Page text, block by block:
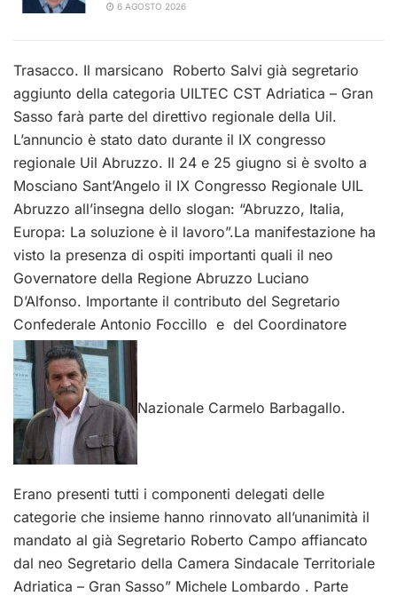
6 AGOSTO 2026
Trasacco. Il marsicano Roberto Salvi già segretario
aggiunto della categoria UILTEC CST Adriatica – Gran
Sasso farà parte del direttivo regionale della Uil.
L’annuncio è stato dato durante il IX congresso
regionale Uil Abruzzo. Il 24 e 25 giugno si è svolto a
Mosciano Sant’Angelo il IX Congresso Regionale UIL
Abruzzo all’insegna dello slogan: “Abruzzo, Italia,
Europa: La soluzione è il lavoro”.La manifestazione ha
visto la presenza di ospiti importanti quali il neo
Governatore della Regione Abruzzo Luciano
D’Alfonso. Importante il contributo del Segretario
Confederale Antonio Foccillo e del Coordinatore
Nazionale Carmelo Barbagallo.
Erano presenti tutti i componenti delegati delle
categorie che insieme hanno rinnovato all’unanimità il
mandato al già Segretario Roberto Campo affiancato
dal neo Segretario della Camera Sindacale Territoriale
Adriatica – Gran Sasso” Michele Lombardo . Parte